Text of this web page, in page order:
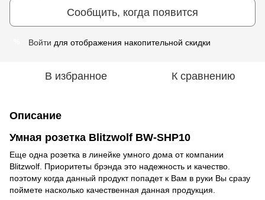
Сообщить, когда появится
Войти для отображения накопительной скидки
В избранное К сравнению
Описание
Умная розетка Blitzwolf BW-SHP10
Еще одна розетка в линейке умного дома от компании
Blitzwolf. Приоритеты брэнда это надежность и качество.
поэтому когда данный продукт попадет к Вам в руки Вы сразу
поймете насколько качественная данная продукция.